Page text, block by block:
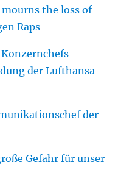
the loss of
Raps
der Lufthansa
der
Gefahr für unser